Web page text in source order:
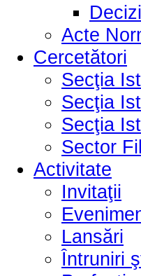
Acte
Cercetători
Secţia
Secţia
Secţia
Sector
Activitate
Invitaţii
Lansări
Întruniri